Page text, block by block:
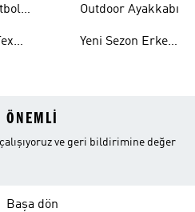
Outdoor Ayakkabı
Yeni Sezon Erkek
ve geri bildirimine değer
Başa dön